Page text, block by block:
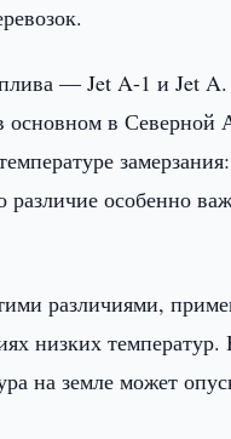
— Jet A-1 и Jet
в Северной
особенно
различиями,
низких температур.
на земле может